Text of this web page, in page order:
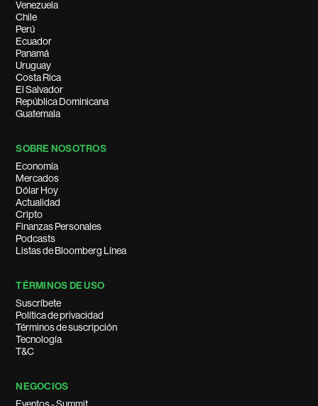
Venezuela
Chile
Perú
Ecuador
Panamá
Uruguay
Costa Rica
El Salvador
República Dominicana
Guatemala
SOBRE NOSOTROS
Economía
Mercados
Dólar Hoy
Actualidad
Cripto
Finanzas Personales
Podcasts
Listas de Bloomberg Línea
TÉRMINOS DE USO
Suscríbete
Política de privacidad
Términos de suscripción
Tecnología
T&C
NEGOCIOS